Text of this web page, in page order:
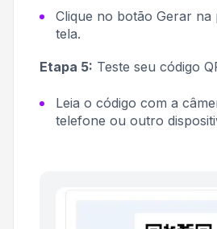
Clique no botão Gerar na
tela.
Etapa 5: Teste seu código
Leia o código com a
telefone ou outro